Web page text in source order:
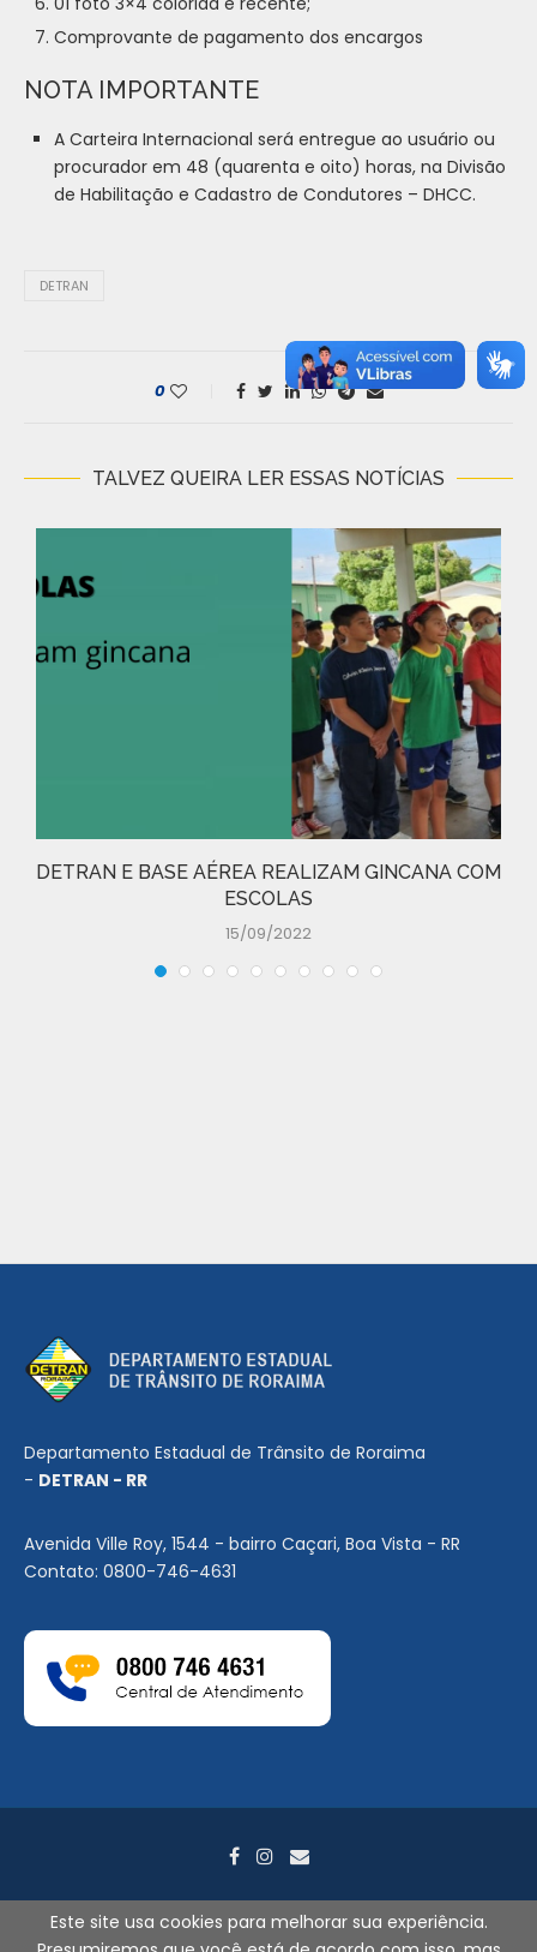
Comprovante de pagamento dos encargos
NOTA IMPORTANTE
A Carteira Internacional será entregue ao usuário ou
procurador em 48 (quarenta e oito) horas, na Divisão
de Habilitação e Cadastro de Condutores – DHCC.
DETRAN
0
TALVEZ QUEIRA LER ESSAS NOTÍCIAS
DETRAN E BASE AÉREA REALIZAM GINCANA COM
ESCOLAS
15/09/2022
Departamento Estadual de Trânsito de Roraima
- DETRAN - RR
Avenida Ville Roy, 1544 - bairro Caçari, Boa Vista - RR
Contato: 0800-746-4631
Este site usa cookies para melhorar sua experiência.